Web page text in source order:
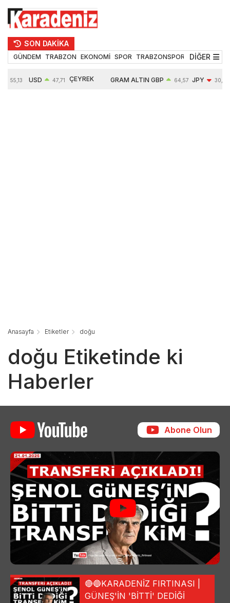
SON DAKİKA
GÜNDEM TRABZON EKONOMİ SPOR TRABZONSPOR TEKNOLOJİ
DİĞER
55,13 USD 47,71 ÇEYREK GRAM ALTIN GBP 64,57 JPY 30,08
Anasayfa Etiketler doğu
doğu Etiketinde ki
Haberler
Abone Olun
🔴🔵KARADENİZ FIRTINASI |
GÜNEŞ'İN 'BİTTİ' DEDİĞİ